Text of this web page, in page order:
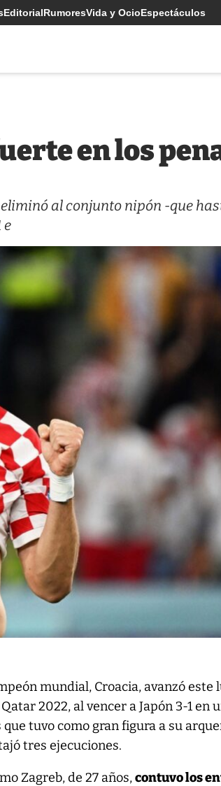
EditorialRumoresVida y OcioEspectáculos
en los
al conjunto nipón -que
e
mundial, Croacia, avanzó este
2022, al vencer a Japón 3-1 en
que tuvo como gran figura a su
tres ejecuciones.
Zagreb, de 27 años,contuvo los